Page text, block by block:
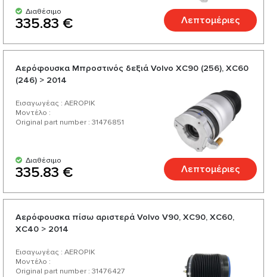
Διαθέσιμο
335.83 € Λεπτομέριες
Aερόφουσκα Μπροστινός δεξιά Volvo XC90 (256), XC60
(246) > 2014
Εισαγωγέας : AEROPIK
Μοντέλο :
Original part number : 31476851
Διαθέσιμο
335.83 € Λεπτομέριες
Αερόφουσκα πίσω αριστερά Volvo V90, XC90, XC60,
XC40 > 2014
Εισαγωγέας : AEROPIK
Μοντέλο :
Original part number : 31476427